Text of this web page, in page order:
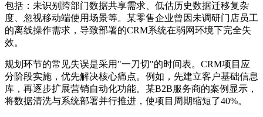
包括：未识别跨部门数据共享需求、低估历史数据迁移复杂
度、忽视移动端使用场景等。某零售企业曾因未调研门店员工
的离线操作需求，导致部署的CRM系统在弱网环境下完全失
效。
规划环节的常见失误是采用"一刀切"的时间表。CRM项目应
分阶段实施，优先解决核心痛点。例如，先建立客户基础信息
库，再逐步扩展营销自动化功能。某B2B服务商的案例显示，
将数据清洗与系统部署并行推进，使项目周期缩短了40%。